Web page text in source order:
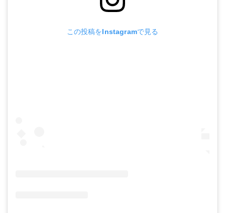
この投稿をInstagramで見る